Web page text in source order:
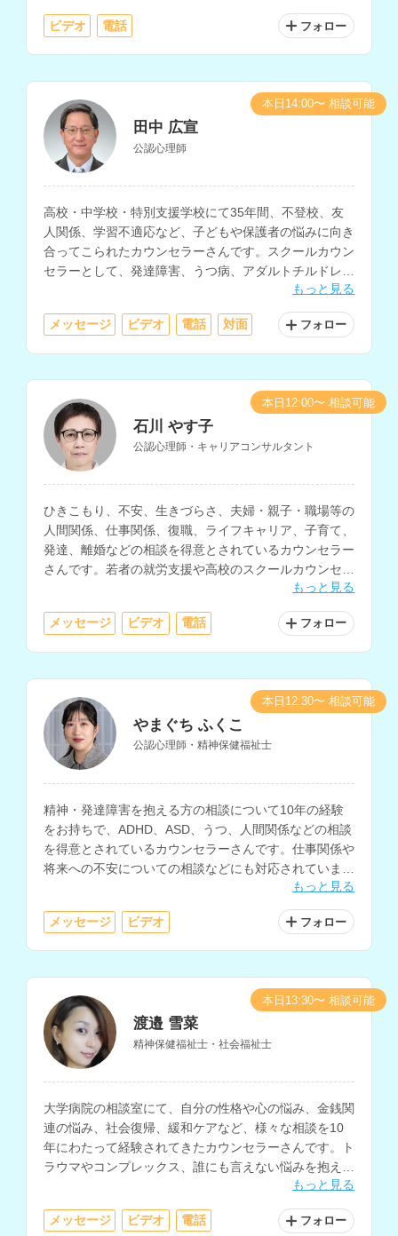
なお悩みに対する相談が可能です。
ビデオ 電話 フォロー
田中 広宣
公認心理師
高校・中学校・特別支援学校にて35年間、不登校、友
人関係、学習不適応など、子どもや保護者の悩みに向き
合ってこられたカウンセラーさんです。スクールカウン
セラーとして、発達障害、うつ病、アダルトチルドレ
ン、人間関係不安、摂食障害、ゲーム依存等の相談にも
もっと見る
メッセージ ビデオ 電話 対面 フォロー
本日14:00〜 相談可能
石川 やす子
公認心理師・キャリアコンサルタント
ひきこもり、不安、生きづらさ、夫婦・親子・職場等の
人間関係、仕事関係、復職、ライフキャリア、子育て、
発達、離婚などの相談を得意とされているカウンセラー
さんです。若者の就労支援や高校のスクールカウンセラ
ーなど、教育・福祉・行政の現場での勤務経験をお持ち
もっと見る
メッセージ ビデオ 電話 フォロー
本日12:00〜 相談可能
やまぐち ふくこ
公認心理師・精神保健福祉士
精神・発達障害を抱える方の相談について10年の経験
をお持ちで、ADHD、ASD、うつ、人間関係などの相談
を得意とされているカウンセラーさんです。仕事関係や
将来への不安についての相談などにも対応されていま
もっと見る
メッセージ ビデオ フォロー
本日12:30〜 相談可能
渡邉 雪菜
精神保健福祉士・社会福祉士
大学病院の相談室にて、自分の性格や心の悩み、金銭関
連の悩み、社会復帰、緩和ケアなど、様々な相談を10
年にわたって経験されてきたカウンセラーさんです。ト
ラウマやコンプレックス、誰にも言えない悩みを抱えて
もっと見る
メッセージ ビデオ 電話 フォロー
本日13:30〜 相談可能